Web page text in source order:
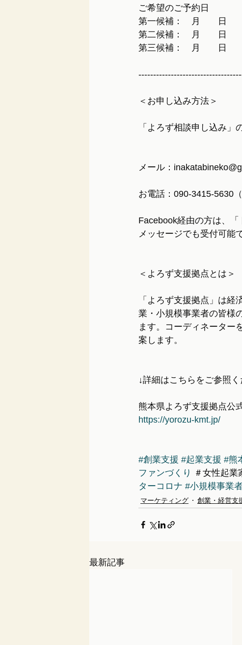
ご希望のご予約日
第一候補：　月　　日　
第二候補：　月　　日　
第三候補：　月　　日　
＜お申し込み方法＞
「よろず相談申し込み」
メール：
お電話：090-3415-5630
Facebook経由の方は、
メッセージでも受付可能
＜よろず支援拠点とは＞
「よろず支援拠点」は
業・小規模事業者の皆様
ます。コーディネーター
案します。
↓詳細はこちらをご参照く
熊本県よろず支援拠点公
https://yorozu-kmt.jp/
#創業支援 #起業支援 #熊
ファンづくり
＃女性起業
ターコロナ #小規模事業
マーケティング 創業・経営支
最新記事